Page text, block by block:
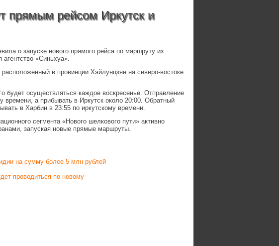
прямым рейсом Иркутск и
о запуске нового прямого рейса по маршруту из
«Синьхуа».
в провинции Хэйлунцзян на северо-востоке
будет осуществляться каждое воскресенье. Отправление
времени, а прибывать в Иркутск около 20:00. Обратный
в Харбин в 23:55 по иркутскому времени.
сегмента «Нового шелкового пути» активно
запуская новые прямые маршруты.
на сумму более 5 млн рублей
проводиться по-новому